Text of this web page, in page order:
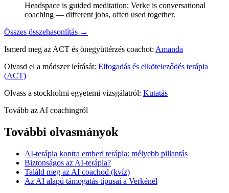
Headspace is guided meditation; Verke is conversational
coaching — different jobs, often used together.
Összes összehasonlítás →
Ismerd meg az ACT és önegyüttérzés coachot: Amanda
Olvasd el a módszer leírását: Elfogadás és elköteleződés terápia
(ACT)
Olvass a stockholmi egyetemi vizsgálatról: Kutatás
Tovább az AI coachingról
További olvasmányok
AI-terápia kontra emberi terápia: mélyebb pillantás
Biztonságos az AI-terápia?
Találd meg az AI coachod (kvíz)
Az AI alapú támogatás típusai a Verkénél